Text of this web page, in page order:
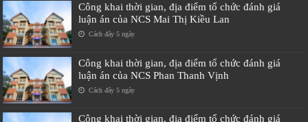
Công khai thời gian, địa điểm tổ chức đánh giá
luận án của NCS Mai Thị Kiều Lan
Cách đây 5 ngày
Công khai thời gian, địa điểm tổ chức đánh giá
luận án của NCS Phan Thanh Vịnh
Cách đây 5 ngày
Công khai thời gian, địa điểm tổ chức đánh giá